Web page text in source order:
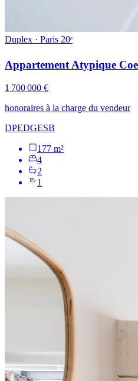
Duplex · Paris 20ᵉ
Appartement Atypique
1 700 000 €
honoraires à la charge du vendeur
DPEDGESB
177 m²
4
2
1